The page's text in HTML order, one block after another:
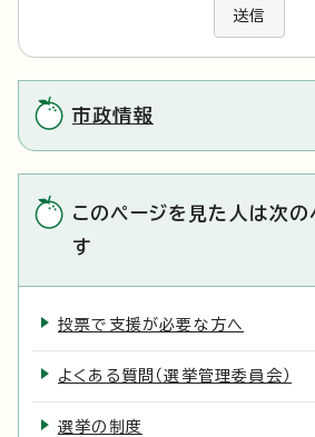
送信
市政情報
このページを見た人は次の
す
投票で支援が必要な方へ
よくある質問（選挙管理委員会）
選挙の制度